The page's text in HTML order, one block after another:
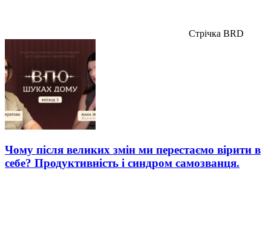
Стрічка BRD
Чому після великих змін ми перестаємо вірити в
себе? Продуктивність і синдром самозванця.